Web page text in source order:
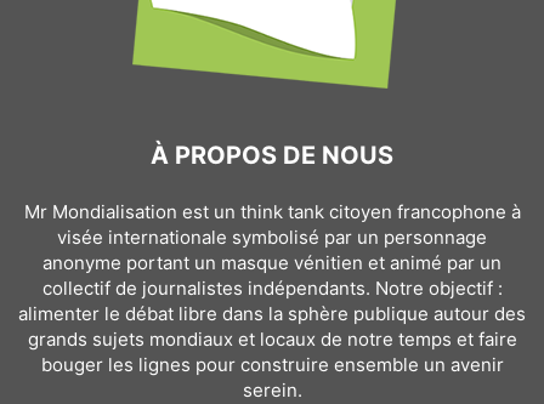
À PROPOS DE NOUS
Mr Mondialisation est un think tank citoyen francophone à
visée internationale symbolisé par un personnage
anonyme portant un masque vénitien et animé par un
collectif de journalistes indépendants. Notre objectif :
alimenter le débat libre dans la sphère publique autour des
grands sujets mondiaux et locaux de notre temps et faire
bouger les lignes pour construire ensemble un avenir
serein.